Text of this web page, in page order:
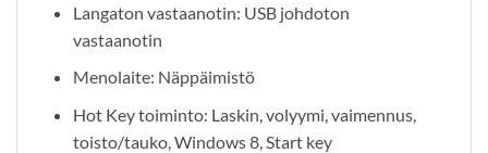
Langaton vastaanotin: USB johdoton
vastaanotin
Menolaite: Näppäimistö
Hot Key toiminto: Laskin, volyymi, vaimennus,
toisto/tauko, Windows 8, Start key